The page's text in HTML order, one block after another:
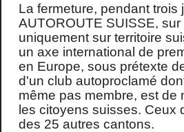
La fermeture, pendant trois
AUTOROUTE SUISSE,
uniquement sur territoire
un axe international de
en Europe, sous prétexte
d'un club autoproclamé
même pas membre, est de
les citoyens suisses. Ceux
des 25 autres cantons.